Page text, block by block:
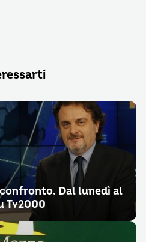
Dal lunedì al
Tv2000